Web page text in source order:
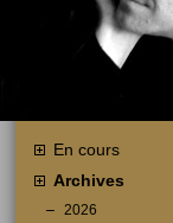
En cours
Archives
2026